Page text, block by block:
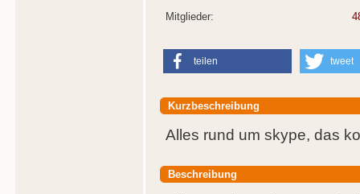
Mitglieder:
teilen tweet
Kurzbeschreibung
Alles rund um skype, das
Beschreibung